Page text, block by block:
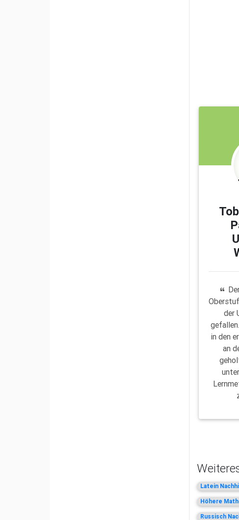
der
in den
an
Latein
Höhere
Russisch